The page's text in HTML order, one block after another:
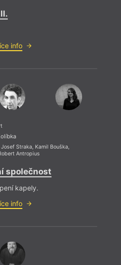
info
Josef Straka, Kamil Bouška,
Antropius
společnost
kapely.
info